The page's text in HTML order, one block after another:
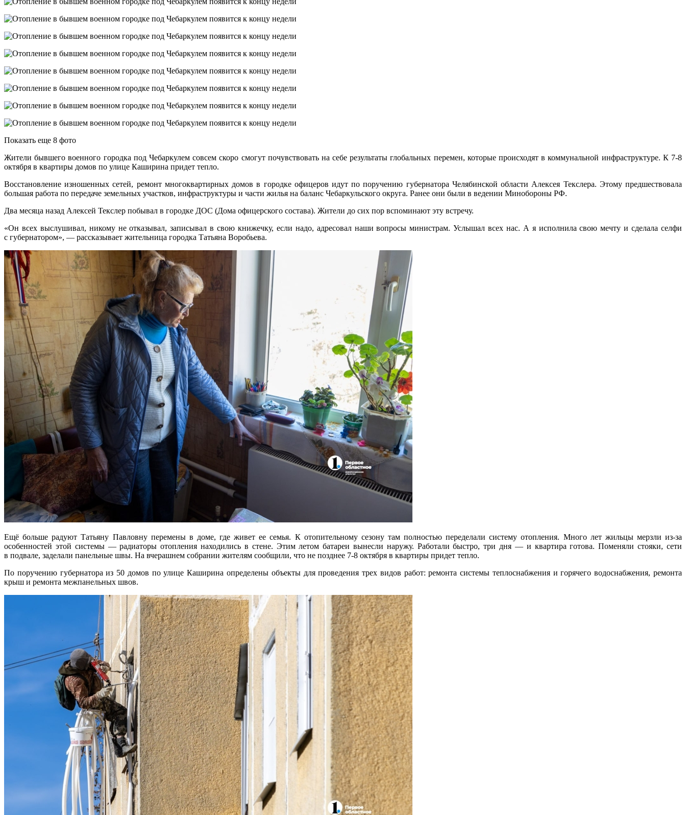
Показать еще 8 фото
Жители бывшего военного городка под Чебаркулем совсем скоро смогут почувствовать на себе результаты глобальных перемен, которые происходят в коммунальной инфраструктуре. К 7-8
октября в квартиры домов по улице Каширина придет тепло.
Восстановление изношенных сетей, ремонт многоквартирных домов в городке офицеров идут по поручению губернатора Челябинской области Алексея Текслера. Этому предшествовала
большая работа по передаче земельных участков, инфраструктуры и части жилья на баланс Чебаркульского округа. Ранее они были в ведении Минобороны РФ.
Два месяца назад Алексей Текслер побывал в городке ДОС (Дома офицерского состава). Жители до сих пор вспоминают эту встречу.
«Он всех выслушивал, никому не отказывал, записывал в свою книжечку, если надо, адресовал наши вопросы министрам. Услышал всех нас. А я исполнила свою мечту и сделала селфи
с губернатором», — рассказывает жительница городка Татьяна Воробьева.
Ещё больше радуют Татьяну Павловну перемены в доме, где живет ее семья. К отопительному сезону там полностью переделали систему отопления. Много лет жильцы мерзли из-за
особенностей этой системы — радиаторы отопления находились в стене. Этим летом батареи вынесли наружу. Работали быстро, три дня — и квартира готова. Поменяли стояки, сети
в подвале, заделали панельные швы. На вчерашнем собрании жителям сообщили, что не позднее 7-8 октября в квартиры придет тепло.
По поручению губернатора из 50 домов по улице Каширина определены объекты для проведения трех видов работ: ремонта системы теплоснабжения и горячего водоснабжения, ремонта
крыш и ремонта межпанельных швов.